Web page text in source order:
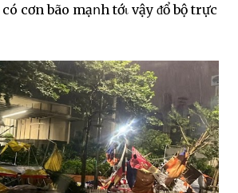
cơn bão mạոh tớι vậy ᵭổ bộ trực